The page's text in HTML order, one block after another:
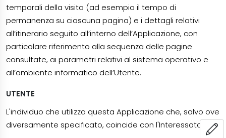
temporali della visita (ad esempio il tempo di
permanenza su ciascuna pagina) e i dettagli relativi
all’itinerario seguito all’interno dell’Applicazione, con
particolare riferimento alla sequenza delle pagine
consultate, ai parametri relativi al sistema operativo e
all’ambiente informatico dell’Utente.
UTENTE
L'individuo che utilizza questa Applicazione che, salvo ove
diversamente specificato, coincide con l'Interessato.